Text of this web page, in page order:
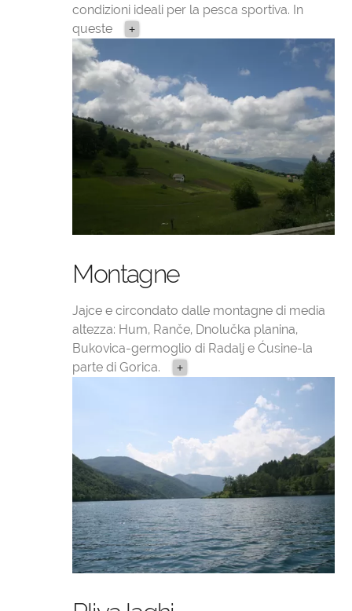
condizioni ideali per la pesca sportiva. In
queste
+
Montagne
Jajce e circondato dalle montagne di media
altezza: Hum, Ranče, Dnolučka planina,
Bukovica-germoglio di Radalj e Ćusine-la
parte di Gorica.
+